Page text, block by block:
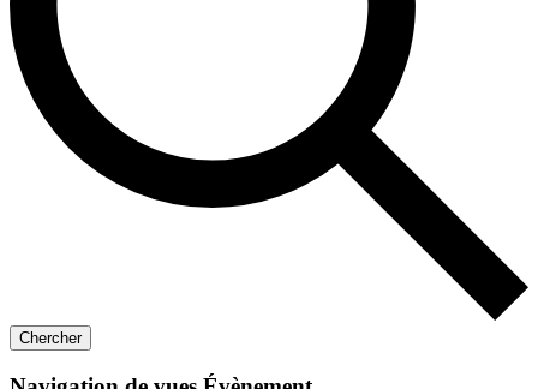
Chercher